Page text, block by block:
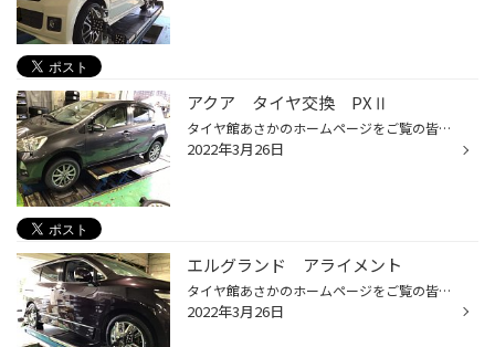
アクア タイヤ交換 PXⅡ
タイヤ館あさかのホームページをご覧の皆様 こんにちは！ いつもご覧いただきありがとうございます！！ 本日は ★トヨタ ★アクア のタイヤ交換のご紹介です。 ★車写真 タイヤは雨に強い疲れにくい【PXⅡ】をお選びいただきました。 タイヤ：ブリヂストン・ＰＸⅡ Ｐｌａｙｚ（プレイズ） 【ＰＸⅡ】の...
2022年3月26日
エルグランド アライメント
タイヤ館あさかのホームページをご覧の皆様 こんにちは！ いつもご覧いただきありがとうございます！！ ★日産 ★エルグランド ★車写真 ※作業時間：60分～90分 ※作業内容、車種により時間は変わります。 安全・安心のためにアライメント測定＆調整もさせていただきました。 『アライメントとは？』 ↓ ...
2022年3月26日